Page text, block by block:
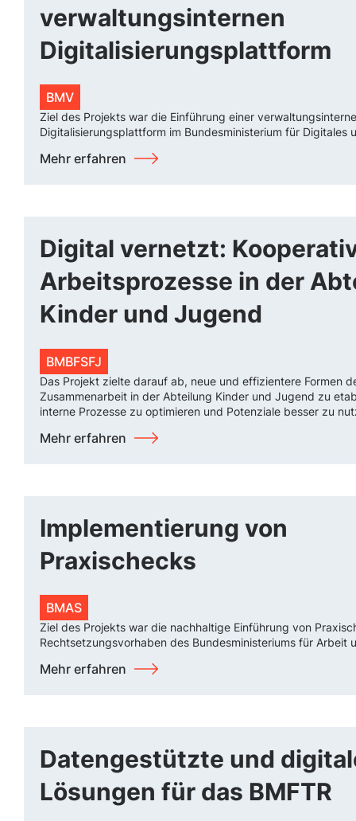
verwaltungsinternen
Digitalisierungsplattform
BMV
Ziel des Projekts war die Einführung einer
Digitalisierungsplattform im Bundesministerium für Digitales
Mehr erfahren
Digital vernetzt:
Arbeitsprozesse in der
Kinder und Jugend
BMBFSFJ
Das Projekt zielte darauf ab, neue und effizientere Formen
Zusammenarbeit in der Abteilung Kinder und Jugend zu
interne Prozesse zu optimieren und Potenziale besser zu
Mehr erfahren
Implementierung von
Praxischecks
BMAS
Ziel des Projekts war die nachhaltige Einführung von
Rechtsetzungsvorhaben des Bundesministeriums für Arbeit
Mehr erfahren
Datengestützte und
Lösungen für das BMFTR